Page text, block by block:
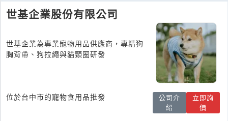
世基企業股份有限公司
世基企業為專業寵物用品供應商，專精狗
胸背帶、狗拉繩與貓頸圈研發
位於台中市的寵物食用品批發
公司介
紹
立即詢
價